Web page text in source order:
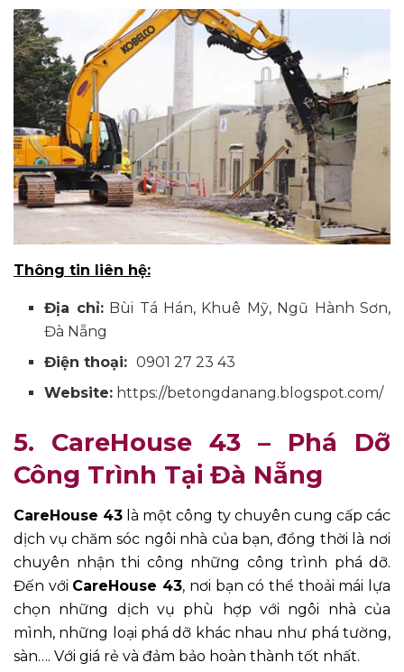
Thông tin liên hệ:
Địa chỉ: Bùi Tá Hán, Khuê Mỹ, Ngũ Hành Sơn,
Đà Nẵng
Điệnthoại:0901 27 23 43
Website: https://betongdanang.blogspot.com/
5. CareHouse 43 – Phá Dỡ
Công Trình Tại Đà Nẵng
CareHouse 43 là một công ty chuyên cung cấp các
dịch vụ chăm sóc ngôi nhà của bạn, đồng thời là nơi
chuyên nhận thi công những công trình phá dỡ.
Đến với CareHouse 43, nơi bạn có thể thoải mái lựa
chọn những dịch vụ phù hợp với ngôi nhà của
mình, những loại phá dỡ khác nhau như phá tường,
sàn…. Với giá rẻ và đảm bảo hoàn thành tốt nhất.